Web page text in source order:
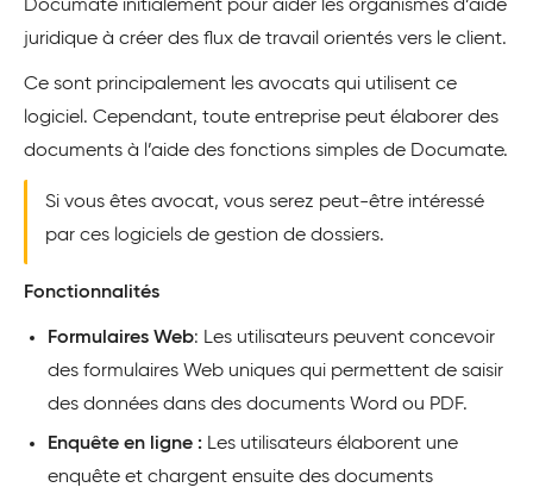
Documate initialement pour aider les organismes d’aide
juridique à créer des flux de travail orientés vers le client.
Ce sont principalement les avocats qui utilisent ce
logiciel. Cependant, toute entreprise peut élaborer des
documents à l’aide des fonctions simples de Documate.
Si vous êtes avocat, vous serez peut-être intéressé
par ces logiciels de gestion de dossiers.
Fonctionnalités
Formulaires Web: Les utilisateurs peuvent concevoir
des formulaires Web uniques qui permettent de saisir
des données dans des documents Word ou PDF.
Enquête en ligne : Les utilisateurs élaborent une
enquête et chargent ensuite des documents